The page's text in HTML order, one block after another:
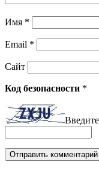
Имя *
Email *
Сайт
Код безопасности *